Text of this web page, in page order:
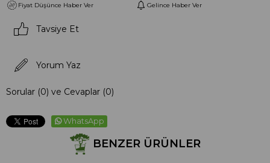
Fiyat Düşünce Haber Ver
Gelince Haber Ver
Tavsiye Et
Yorum Yaz
Sorular (0) ve Cevaplar (0)
WhatsApp
BENZER ÜRÜNLER